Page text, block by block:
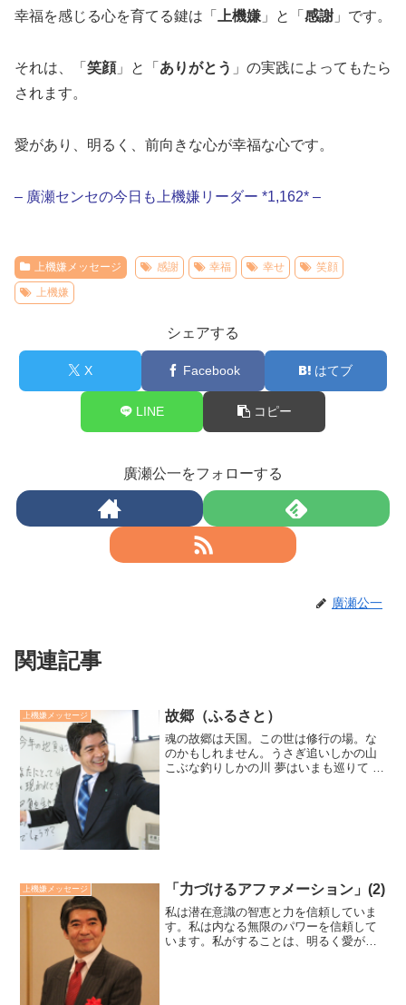
幸福を感じる心を育てる鍵は「 上機嫌 」と「 感謝 」です。
それは、「 笑顔」と「 ありがとう 」の実践によってもたら
されます。
愛があり、明るく、前向きな心が幸福な心です。
– 廣瀬センセの今日も上機嫌リーダー *1,162* –
上機嫌メッセージ 感謝 幸福 幸せ
笑顔
上機嫌
シェアする
X Facebook はてブ
LINE コピー
廣瀬公一をフォローする
廣瀬公一
関連記事
上機嫌メッセージ 故郷（ふるさと）
魂の故郷は天国。この世は修行の場。な
のかもしれません。うさぎ追いしかの山
こぶな釣りしかの川 夢はいまも巡りて 忘
上機嫌メッセージ 「力づけるアファメーション」(2)
私は潜在意識の智恵と力を信頼していま
す。私は内なる無限のパワーを信頼して
います。私がすることは、明るく愛があ